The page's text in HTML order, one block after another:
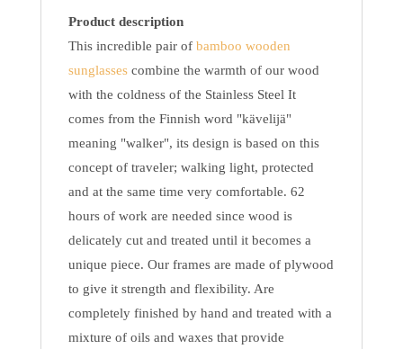
Product description
This incredible pair of bamboo wooden
sunglassescombine the warmth of our wood
with the coldness of the Stainless Steel It
comes from the Finnish word "kävelijä"
meaning "walker", its design is based on this
concept of traveler; walking light, protected
and at the same time very comfortable. 62
hours of work are needed since wood is
delicately cut and treated until it becomes a
unique piece. Our frames are made of plywood
to give it strength and flexibility. Are
completely finished by hand and treated with a
mixture of oils and waxes that provide